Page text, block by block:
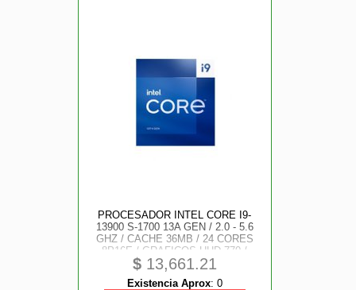
PROCESADOR INTEL CORE I9-
13900 S-1700 13A GEN / 2.0 - 5.6
GHZ / CACHE 36MB / 24 CORES
8P16E / GRAFICOS UHD 770 /
VPRO / CON DISIPADOR / GAMER
ALTO IPA
$ 13,661.21
Existencia Aprox: 0